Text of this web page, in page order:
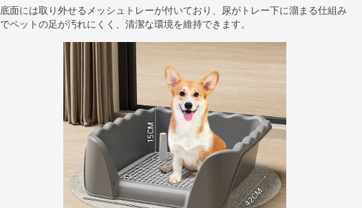
底面には取り外せるメッシュトレーが付いており、尿がトレー下に溜まる仕組み
でペットの足が汚れにくく、清潔な環境を維持できます。